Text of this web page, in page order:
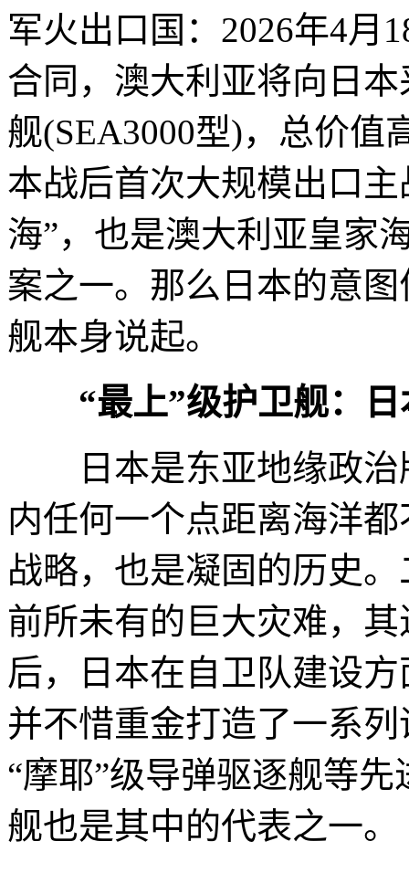
军火出口国：2026年4月
合同，澳大利亚将向日
舰(SEA3000型)，总价值
本战后首次大规模出口
海”，也是澳大利亚皇家
案之一。那么日本的意
舰本身说起。
“最上”级护卫舰：
日本是东亚地缘政治
内任何一个点距离海洋
战略，也是凝固的历史
前所未有的巨大灾难，
后，日本在自卫队建设
并不惜重金打造了一系
“摩耶”级导弹驱逐舰等
舰也是其中的代表之一。